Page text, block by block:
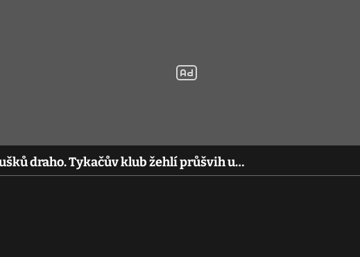
draho. Tykačův klub žehlí průšvih u…